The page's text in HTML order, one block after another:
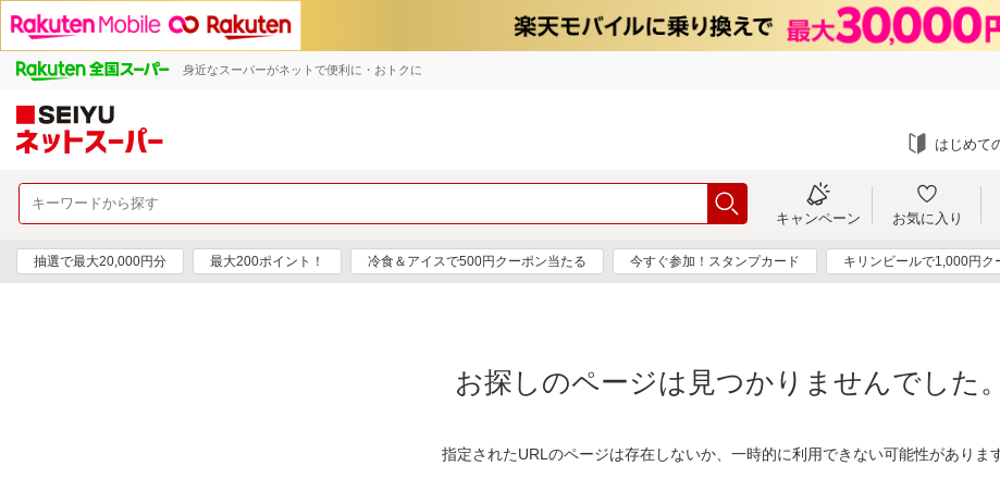
身近なスーパーがネットで便利に・おトクに
はじめて
キャンペーン お気に入り
抽選で最大20,000円分 最大200ポイント！ 冷食＆アイスで500円クーポン当たる 今すぐ参加！スタンプカード キリンビールで1,000円ク
お探しのページは見つかりませんでした。
指定されたURLのページは存在しないか、一時的に利用できない可能性があります